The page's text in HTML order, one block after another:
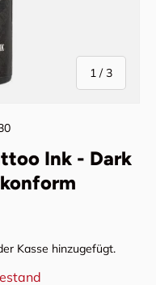
1 /von
3
Ink - Dark
Kasse hinzugefügt.